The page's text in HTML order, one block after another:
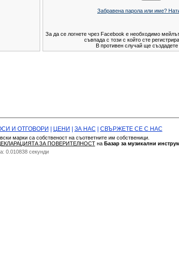
Забравена парола или име?
За да се логнете чрез Facebook е необходимо
съвпада с този с който сте
В противен случай ще създадете
И ОТГОВОРИ ЦЕНИ ЗА НАС СВЪРЖЕТЕ СЕ С НАС
марки са собственост на съответните им собственици.
ЗА ПОВЕРИТЕЛНОСТна Базар за музикални
0.010838 секунди